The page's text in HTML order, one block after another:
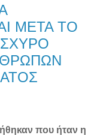
ΜΕΤΑ ΤΟ
που ήταν η